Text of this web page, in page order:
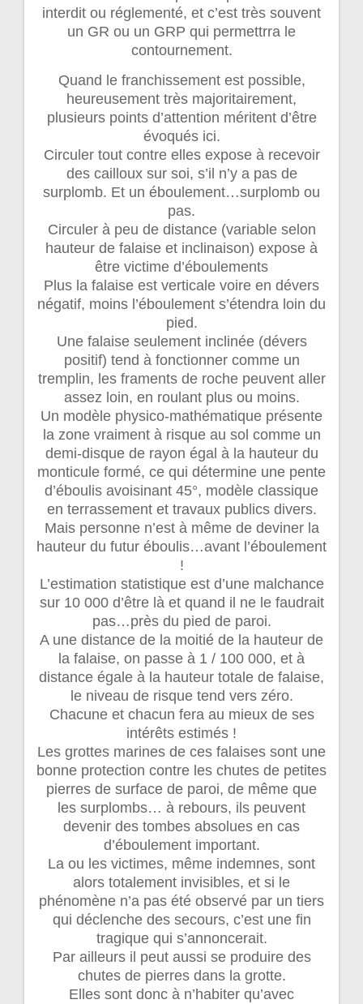
interdit ou réglementé, et c’est très souvent
un GR ou un GRP qui permettrra le
contournement.
Quand le franchissement est possible,
heureusement très majoritairement,
plusieurs points d’attention méritent d’être
évoqués ici.
Circuler tout contre elles expose à recevoir
des cailloux sur soi, s’il n’y a pas de
surplomb. Et un éboulement…surplomb ou
pas.
Circuler à peu de distance (variable selon
hauteur de falaise et inclinaison) expose à
être victime d’éboulements
Plus la falaise est verticale voire en dévers
négatif, moins l’éboulement s’étendra loin du
pied.
Une falaise seulement inclinée (dévers
positif) tend à fonctionner comme un
tremplin, les framents de roche peuvent aller
assez loin, en roulant plus ou moins.
Un modèle physico-mathématique présente
la zone vraiment à risque au sol comme un
demi-disque de rayon égal à la hauteur du
monticule formé, ce qui détermine une pente
d’éboulis avoisinant 45°, modèle classique
en terrassement et travaux publics divers.
Mais personne n’est à même de deviner la
hauteur du futur éboulis…avant l’éboulement
!
L’estimation statistique est d’une malchance
sur 10 000 d’être là et quand il ne le faudrait
pas…près du pied de paroi.
A une distance de la moitié de la hauteur de
la falaise, on passe à 1 / 100 000, et à
distance égale à la hauteur totale de falaise,
le niveau de risque tend vers zéro.
Chacune et chacun fera au mieux de ses
intérêts estimés !
Les grottes marines de ces falaises sont une
bonne protection contre les chutes de petites
pierres de surface de paroi, de même que
les surplombs… à rebours, ils peuvent
devenir des tombes absolues en cas
d’éboulement important.
La ou les victimes, même indemnes, sont
alors totalement invisibles, et si le
phénomène n’a pas été observé par un tiers
qui déclenche des secours, c’est une fin
tragique qui s’annoncerait.
Par ailleurs il peut aussi se produire des
chutes de pierres dans la grotte.
Elles sont donc à n’habiter qu’avec